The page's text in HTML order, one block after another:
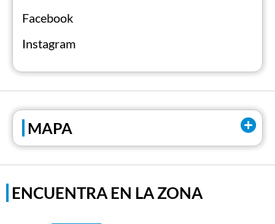
Sitio web oficial
Facebook
Instagram
MAPA
ENCUENTRA EN LA ZONA